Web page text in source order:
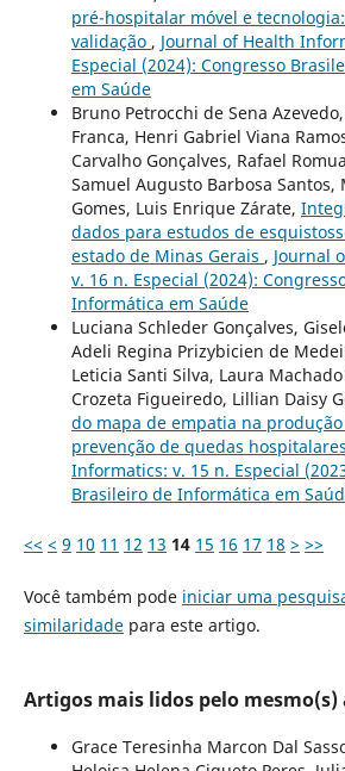
pré-hospitalar móvel e
validação , Journal of Health
Especial (2024): Congresso
em Saúde
Bruno Petrocchi de Sena
Franca, Henri Gabriel Viana
Carvalho Gonçalves, Rafael
Samuel Augusto Barbosa Santos,
Gomes, Luis Enrique Zárate,
dados para estudos de
estado de Minas Gerais , Journal
v. 16 n. Especial (2024):
Informática em Saúde
Luciana Schleder Gonçalves,
Adeli Regina Prizybicien de
Leticia Santi Silva, Laura
Crozeta Figueiredo, Lillian Daisy
do mapa de empatia na
prevenção de quedas hospitalares
Informatics: v. 15 n. Especial
Brasileiro de Informática em
<< < 9 10 11 12 13 14 15 16 17 18 > >>
Você também pode iniciar uma
similaridadepara este artigo.
Artigos mais lidos pelo
Grace Teresinha Marcon Dal